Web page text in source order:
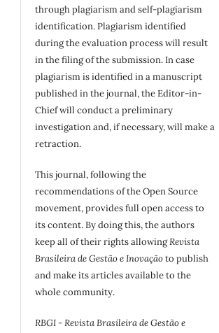
through plagiarism and self-plagiarism
identification. Plagiarism identified
during the evaluation process will result
in the filing of the submission. In case
plagiarism is identified in a manuscript
published in the journal, the Editor-in-
Chief will conduct a preliminary
investigation and, if necessary, will make a
retraction.
This journal, following the
recommendations of the Open Source
movement, provides full open access to
its content. By doing this, the authors
keep all of their rights allowingRevista
Brasileira de Gestão e Inovaçãoto publish
and make its articles available to the
whole community.
RBGI - Revista Brasileira de Gestão e